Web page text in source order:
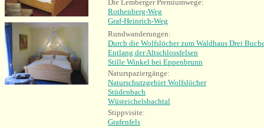
Die Lemberger Premiumwege:
Rothenberg-Weg
Graf-Heinrich-Weg
Rundwanderungen:
Durch die Wolfslöcher zum Waldhaus Drei
Entlang der Altschlossfelsen
Stille Winkel bei Eppenbrunn
Naturspaziergänge:
Naturschutzgebiet Wolfslöcher
Stüdenbach
Wüsteichelsbachtal
Stippvisite:
Grafenfels